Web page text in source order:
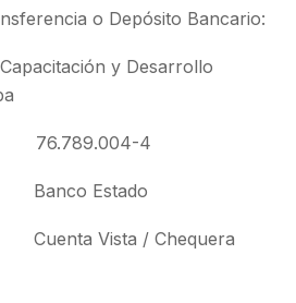
o Depósito Bancario:
y Desarrollo
4
Estado
Vista / Chequera